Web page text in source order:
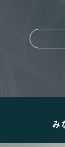
み